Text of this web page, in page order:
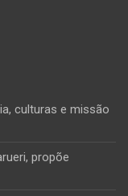
culturas e missão
propõe